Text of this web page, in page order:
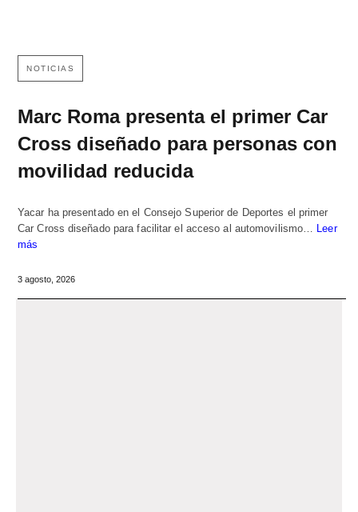
NOTICIAS
Marc Roma presenta el primer Car
Cross diseñado para personas con
movilidad reducida
Yacar ha presentado en el Consejo Superior de Deportes el primer
Car Cross diseñado para facilitar el acceso al automovilismo…
Leer
más
3 agosto, 2026